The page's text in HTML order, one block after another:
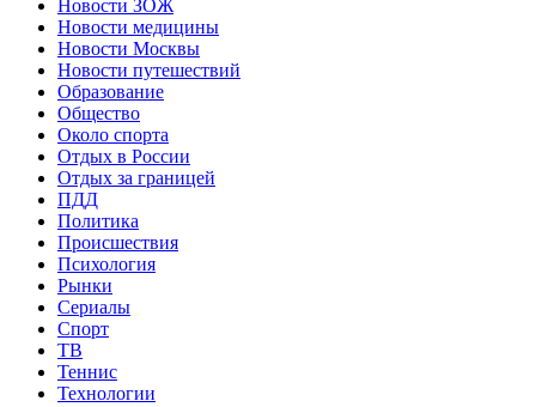
Новости ЗОЖ
Новости медицины
Новости Москвы
Новости путешествий
Образование
Общество
Около спорта
Отдых в России
Отдых за границей
ПДД
Политика
Происшествия
Психология
Рынки
Сериалы
Спорт
ТВ
Теннис
Технологии